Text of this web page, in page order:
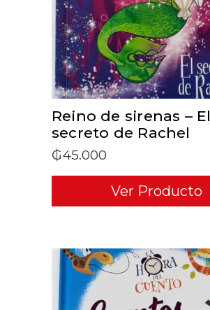
Reino de sirenas – El
secreto de Rachel
₲45.000
Ver Producto